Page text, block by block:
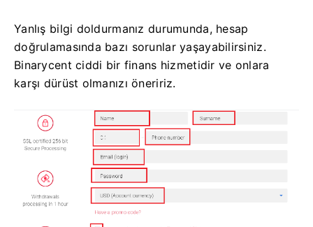
Yanlış bilgi doldurmanız durumunda, hesap
doğrulamasında bazı sorunlar yaşayabilirsiniz.
Binarycent ciddi bir finans hizmetidir ve onlara
karşı dürüst olmanızı öneririz.